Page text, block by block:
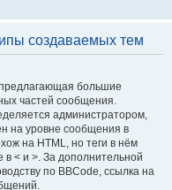
создаваемых тем
большие
частей сообщения.
администратором,
на уровне сообщения в
на HTML, но теги в нём
в < и >. За дополнительной
по BBCode, ссылка на